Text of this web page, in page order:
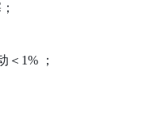
＜ 1%
；